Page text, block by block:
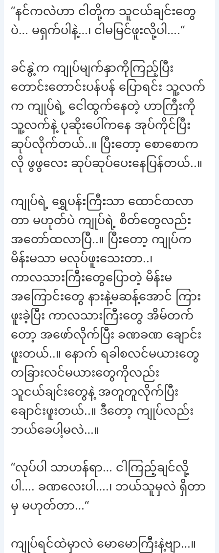
“နင်ကလဲဟာ ငါတို့က သူငယ်ချင်းတွေ
ပဲ… မရှက်ပါနဲ့…၊ ငါမမြင်ဖူးလို့ပါ….“
ခင်နွဲ့က ကျုပ်မျက်နှာကိုကြည့်ပြီး
တောင်းတောင်းပန်ပန် ပြောရင်း သူ့လက်
က ကျုပ်ရဲ့ ငေါထွက်နေတဲ့ ဟာကြီးကို
သူ့လက်နဲ့ ပုဆိုးပေါ်ကနေ အုပ်ကိုင်ပြီး
ဆုပ်လိုက်တယ်..။ ပြီးတော့ စောစောက
လို ဖွဖွလေး ဆုပ်ဆုပ်ပေးနေပြန်တယ်..။
ကျုပ်ရဲ့ ရွှေပန်းကြီးသာ ထောင်ထလာ
တာ မဟုတ်ပဲ ကျုပ်ရဲ့ စိတ်တွေလည်း
အတော်ထလာပြီ..။ ပြီးတော့ ကျုပ်က
မိန်းမသာ မလုပ်ဖူးသေးတာ..၊
ကာလသားကြီးတွေပြောတဲ့ မိန်းမ
အကြောင်းတွေ နားနဲ့မဆန့်အောင် ကြား
ဖူးခဲ့ပြီး ကာလသားကြီးတွေ အိမ်တက်
တော့ အဖော်လိုက်ပြီး ခဏခဏ ချောင်း
ဖူးတယ်..။ နောက် ရခါစလင်မယားတွေ
တခြားလင်မယားတွေကိုလည်း
သူငယ်ချင်းတွေနဲ့ အတူတူလိုက်ပြီး
ချောင်းဖူးတယ်..။ ဒီတော့ ကျုပ်လည်း
ဘယ်ခေပါ့မလဲ…။
“လုပ်ပါ သာဟန်ရာ… ငါကြည့်ချင်လို့
ပါ…. ခဏလေးပါ….၊ ဘယ်သူမှလဲ ရှိတာ
မှ မဟုတ်တာ…“
ကျုပ်ရင်ထဲမှာလဲ မောမောကြီးနဲ့ဗျာ…။